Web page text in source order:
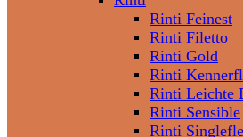
Rinti Feinest
Rinti Filetto
Rinti Gold
Rinti
Rinti Leichte
Rinti Sensible
Rinti